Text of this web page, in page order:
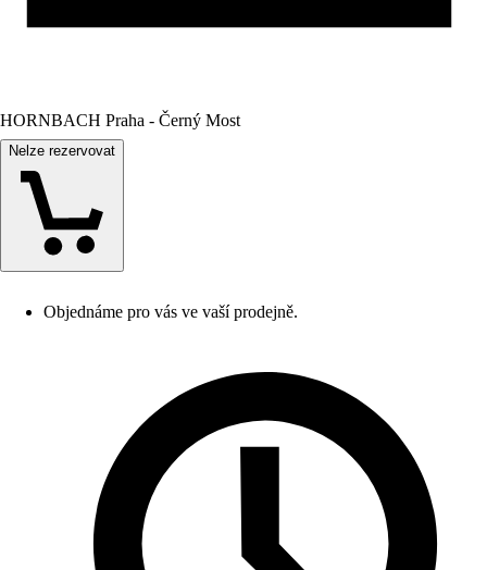
HORNBACH Praha - Černý Most
Nelze rezervovat
Objednáme pro vás ve vaší prodejně.